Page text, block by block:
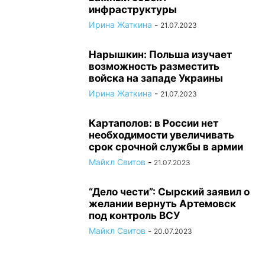
инфраструктуры
Ирина Жаткина - 21.07.2023
Нарышкин: Польша изучает
возможность разместить
войска на западе Украины
Ирина Жаткина - 21.07.2023
Картаполов: в России нет
необходимости увеличивать
срок срочной службы в армии
Майкл Свитов - 21.07.2023
“Дело чести”: Сырский заявил о
желании вернуть Артемовск
под контроль ВСУ
Майкл Свитов - 20.07.2023